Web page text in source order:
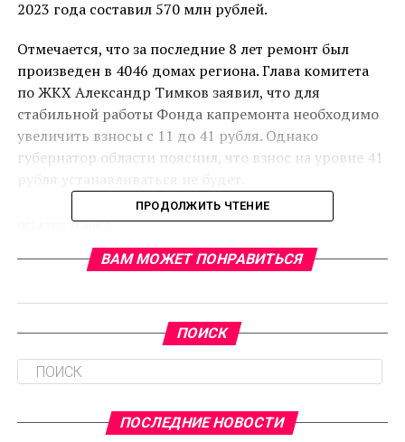
2023 года составил 570 млн рублей.
Отмечается, что за последние 8 лет ремонт был
произведен в 4046 домах региона. Глава комитета
по ЖКХ Александр Тимков заявил, что для
стабильной работы Фонда капремонта необходимо
увеличить взносы с 11 до 41 рубля. Однако
губернатор области пояснил, что взнос на уровне 41
В Ленобласти поспела клубника
НЕ ПРОПУСТИТЕ
В Петербурге вырос спрос на однокомнатные
квартиры
ПРОДОЛЖИТЬ ЧТЕНИЕ
ВАМ МОЖЕТ ПОНРАВИТЬСЯ
ПОИСК
ПОСЛЕДНИЕ НОВОСТИ